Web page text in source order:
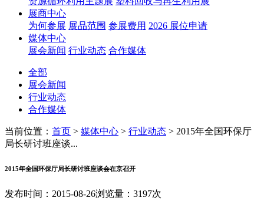
展商中心
为何参展 展品范围 参展费用 2026 展位申请
媒体中心
展会新闻 行业动态 合作媒体
全部
展会新闻
行业动态
合作媒体
当前位置： 首页 > 媒体中心 > 行业动态 > 2015年全国环保厅
局长研讨班座谈...
2015年全国环保厅局长研讨班座谈会在京召开
发布时间：2015-08-26浏览量：3197次